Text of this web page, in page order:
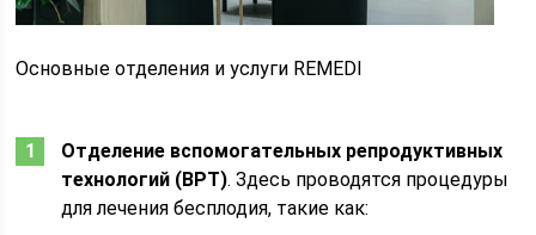
Основные отделения и услуги REMEDI
Отделение вспомогательных репродуктивных
технологий (ВРТ). Здесь проводятся процедуры
для лечения бесплодия, такие как: